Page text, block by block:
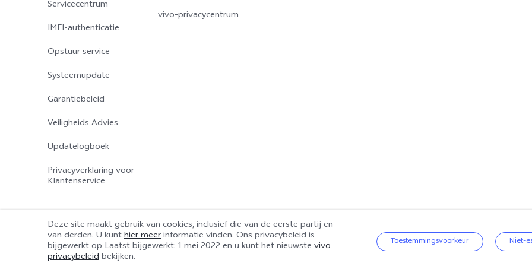
Servicecentrum
IMEI-authenticatie
Opstuur service
Systeemupdate
Garantiebeleid
Veiligheids Advies
Updatelogboek
Privacyverklaring voor
Klantenservice
vivo-privacycentrum
© 2026 vivo Mobile Communication Co., Ltd. Alle rechten voorbehouden. | vivo Privacybeleid vivo Cookiebeleid | Privacyondersteuning |
Cookie-instellingen
Deze site maakt gebruik van cookies, inclusief die van de eerste partij en
van derden. U kunthier meerinformatie vinden. Ons privacybeleid is
bijgewerkt op Laatst bijgewerkt: 1 mei 2022 en u kunt het nieuwste vivo
privacybeleidbekijken.
Toestemmingsvoorkeur Niet-